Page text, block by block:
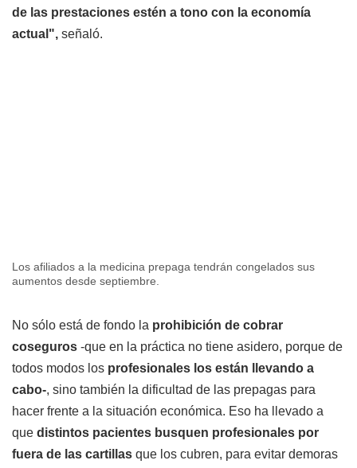
de las prestaciones estén a tono con la economía
actual", señaló.
Los afiliados a la medicina prepaga tendrán congelados sus
aumentos desde septiembre.
No sólo está de fondo la prohibición de cobrar
coseguros -que en la práctica no tiene asidero, porque de
todos modos los profesionales los están llevando a
cabo-, sino también la dificultad de las prepagas para
hacer frente a la situación económica. Eso ha llevado a
que distintos pacientes busquen profesionales por
fuera de las cartillas que los cubren, para evitar demoras